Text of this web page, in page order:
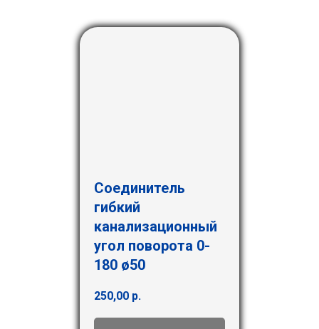
Соединитель
гибкий
канализационный
угол поворота 0-
180 ø50
250,00 р.